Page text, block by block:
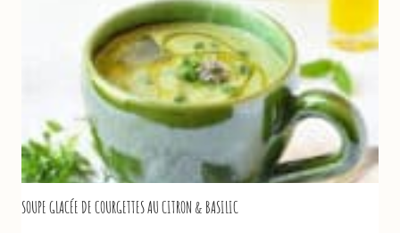
D’ORANGER
SOUPE GLACÉE DE COURGETTES AU CITRON & BASILIC